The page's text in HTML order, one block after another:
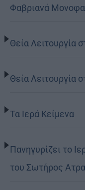
Φαβριανά
Θεία Λειτουργία
Θεία Λειτουργία
Τα Ιερά Κείμενα
Πανηγυρίζει το
του Σωτήρος